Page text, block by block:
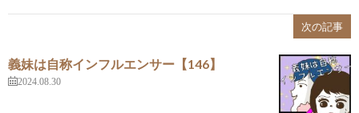
次の記事
義妹は自称インフルエンサー【146】
2024.08.30